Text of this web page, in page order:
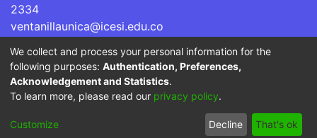
2334
ventanillaunica@icesi.edu.co
La Universidad Icesi es una Institución de Educación
Superior que se encuentra sujeta a inspección y vigilancia
por parte del Ministerio de Educación Nacional.
Cookie
End User
Agreement
Send
Feedback
We collect and process your personal information for the
following purposes: Authentication, Preferences,
Acknowledgement and Statistics.
To learn more, please read our privacy policy.
Customize Decline That's ok